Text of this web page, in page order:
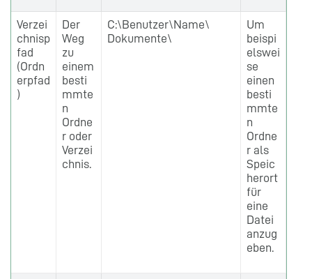
Verzei
chnisp
fad
(Ordn
erpfad
)
Der
Weg
zu
einem
besti
mmte
n
Ordne
r oder
Verzei
chnis.
C:\Benutzer\Name\
Dokumente\
Um
beispi
elswei
se
einen
besti
mmte
n
Ordne
r als
Speic
herort
für
eine
Datei
anzug
eben.